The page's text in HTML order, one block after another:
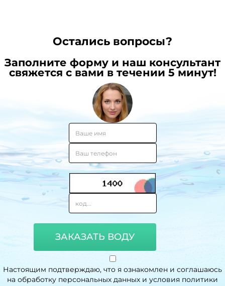
Остались вопросы?
Заполните форму и наш консультант
свяжется с вами в течении 5 минут!
ЗАКАЗАТЬ ВОДУ
Настоящим подтверждаю, что я ознакомлен и соглашаюсь
на обработку персональных данных и условия политики